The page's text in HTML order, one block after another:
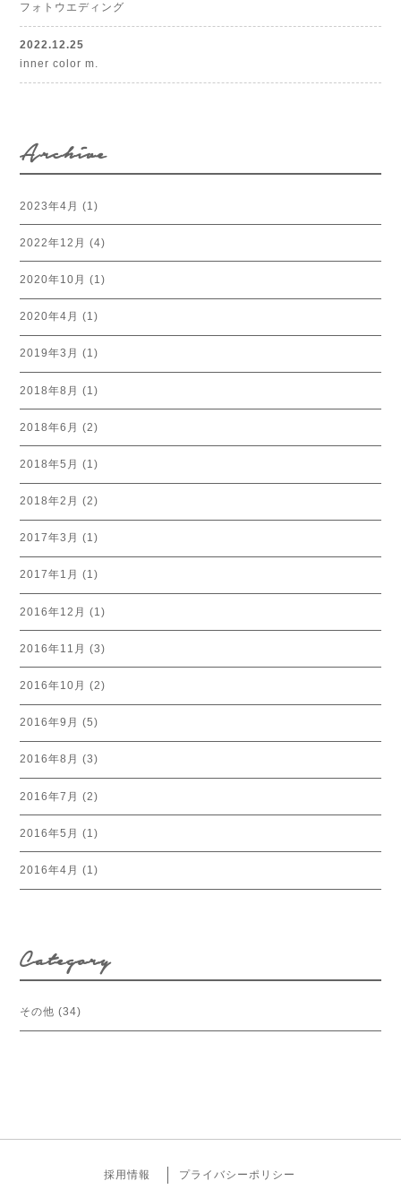
フォトウエディング
2022.12.25
inner color m.
Archive
2023年4月 (1)
2022年12月 (4)
2020年10月 (1)
2020年4月 (1)
2019年3月 (1)
2018年8月 (1)
2018年6月 (2)
2018年5月 (1)
2018年2月 (2)
2017年3月 (1)
2017年1月 (1)
2016年12月 (1)
2016年11月 (3)
2016年10月 (2)
2016年9月 (5)
2016年8月 (3)
2016年7月 (2)
2016年5月 (1)
2016年4月 (1)
Category
その他 (34)
採用情報 プライバシーポリシー